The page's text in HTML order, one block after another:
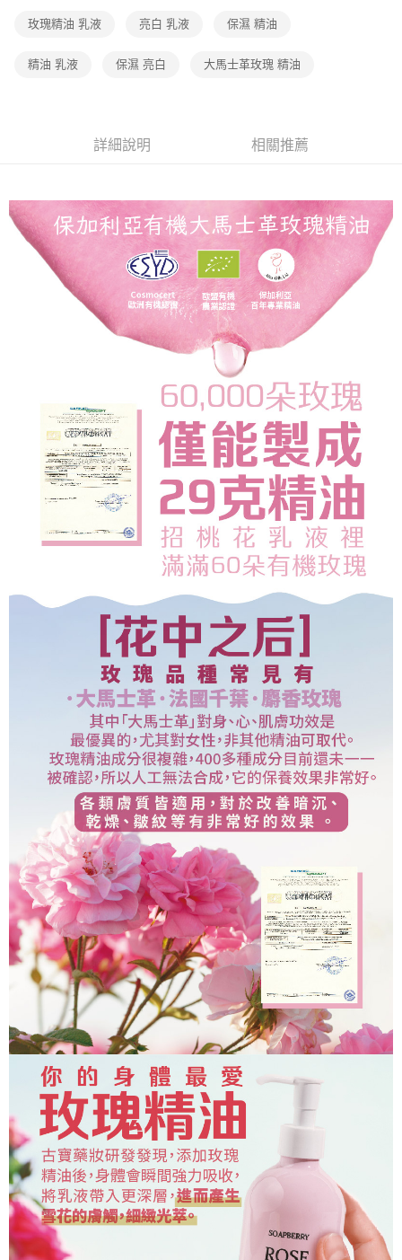
法說明評估內容。
醒簡訊。
1.本服務係由「台灣大哥大股份有限公司」（以下簡稱本公司）所提供，讓
資料（包含姓名、電話或地址）提供予台灣大哥大進項蒐集、處理及利用，
由本公司與您本人進行分期帳單所需資料之確認、核對及更正。
3.完整用戶服務條款，請詳閱以下連結：
https://oppay.tw/userRule
３．安心：先確認商品／服務後，再付款。
【「AFTEE先享後付」結帳流程】
ATM／網路銀行／等多元方式進行付款，方視為交易完成。
※ 請注意：結帳手續完成當下不需立刻繳費，但若您需要取消訂單，請聯絡
※ 交易是否成功請以「AFTEE先享後付 」之結帳頁面顯示為準，若有關於
是否繳費成功／繳費後需取消欲退款等相關疑問，請聯繫「AFTEE先享後付
客戶支援中心」
https://netprotections.freshdesk.com/support/home
【注意事項】
１．透過由恩沛科技股份有限公司提供之「AFTEE先享後付」服務完成之交
易，需依本服務之必要範圍內提供個人資料，並將交易相關給付款項請求債
權轉讓予恩沛科技股份有限公司。
２．關於個人資料處理事宜，請瀏覽以下網址：
https://aftee.tw/terms/#terms3
３．未成年的使用者請事先徵得法定代理人或監護人之同意方可使用
「AFTEE先享後付」，若未經同意申辦者引起之損失，本公司不負相關責
４．使用「AFTEE先享後付」時，將依據個別帳號之用戶狀況，依本公司即
時審查核予不同之上限額度；若仍有額度不足之情形，本公司將視審查結果
請求用戶進行身份認證。
５．嚴禁一人註冊多個帳號或使用他人資訊註冊。若發現惡意使用之情形，
恩沛科技股份有限公司將有權停止該用戶之使用額度並採取法律行動。
全家取貨付款
免運費
外島宅配 - 黑貓／大榮
免運費
內湖體驗館 (先LINE小編再下單，限當日自取)
玫瑰精油 乳液 亮白 乳液 保濕 精油
精油 乳液 保濕 亮白 大馬士革玫瑰 精油
詳細說明 相關推薦